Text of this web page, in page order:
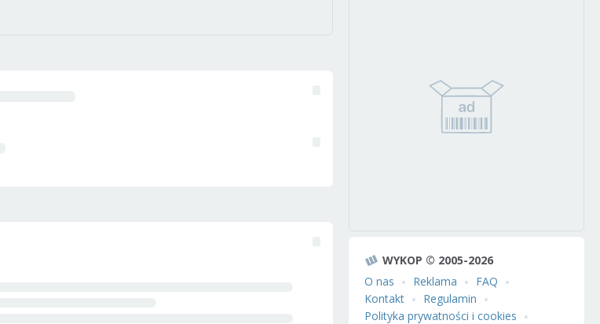
WYKOP © 2005-2026
O nas
Reklama
FAQ
Kontakt
Regulamin
Polityka prywatności i cookies